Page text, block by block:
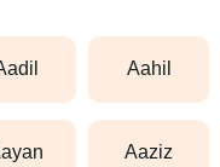
aadil aahil
aayan aaziz